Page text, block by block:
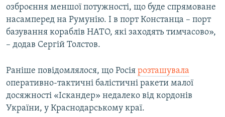
озброєння меншої потужності, що буде спрямоване
насамперед на Румунію. І в порт Констанца – порт
базування кораблів НАТО, які заходять тимчасово»,
– додав Сергій Толстов.
Раніше повідомлялося, що Росія розташувала
оперативно-тактичні балістичні ракети малої
досяжності «Іскандер» недалеко від кордонів
України, у Краснодарському краї.